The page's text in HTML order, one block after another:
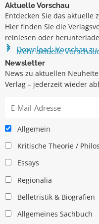
Aktuelle Vorschau
Entdecken Sie das aktuelle
Hier finden Sie die
reinlesen oder
Download: Vorschau
Mehr aktuelle
Newsletter
News zu aktuellen
Verlag – jederzeit wieder
Allgemein
Kritische Theorie /
Essays
Regionalia
Belletristik & Biografien
Allgemeines Sachbuch